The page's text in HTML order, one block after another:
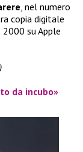
, nel numero
copia digitale
su Apple
da incubo»